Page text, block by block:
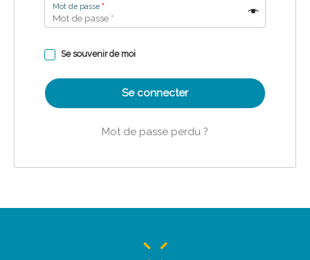
Mot de passe *
Se souvenir de moi
Se connecter
Mot de passe perdu ?